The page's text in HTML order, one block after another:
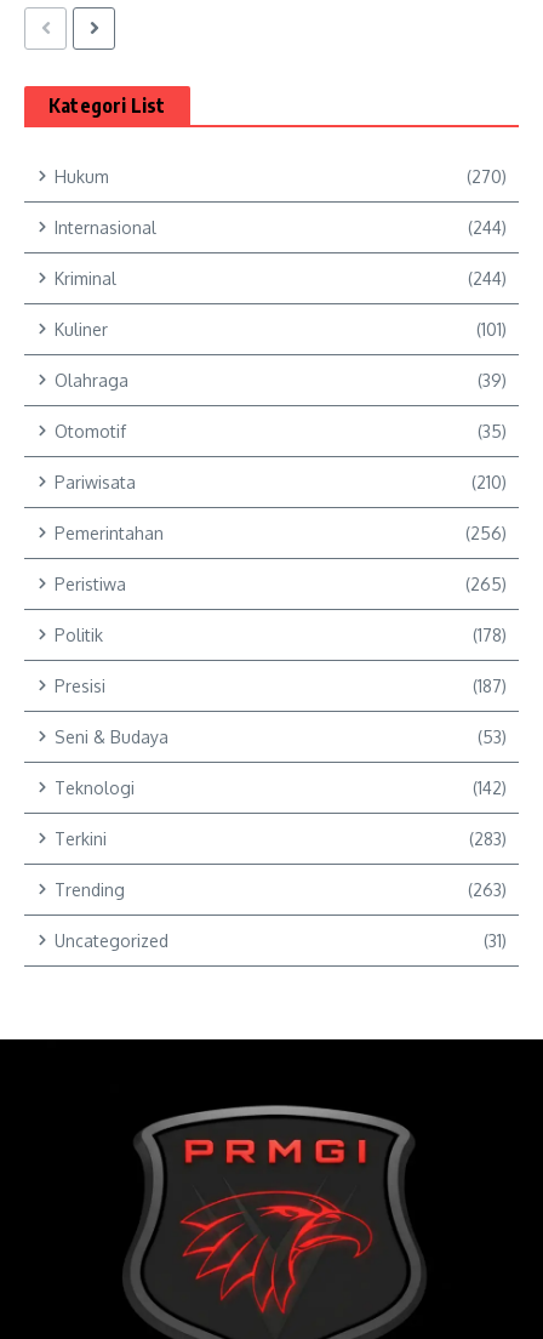
Kategori List
Hukum (270)
Internasional (244)
Kriminal (244)
Kuliner (101)
Olahraga (39)
Otomotif (35)
Pariwisata (210)
Pemerintahan (256)
Peristiwa (265)
Politik (178)
Presisi (187)
Seni & Budaya (53)
Teknologi (142)
Terkini (283)
Trending (263)
Uncategorized (31)